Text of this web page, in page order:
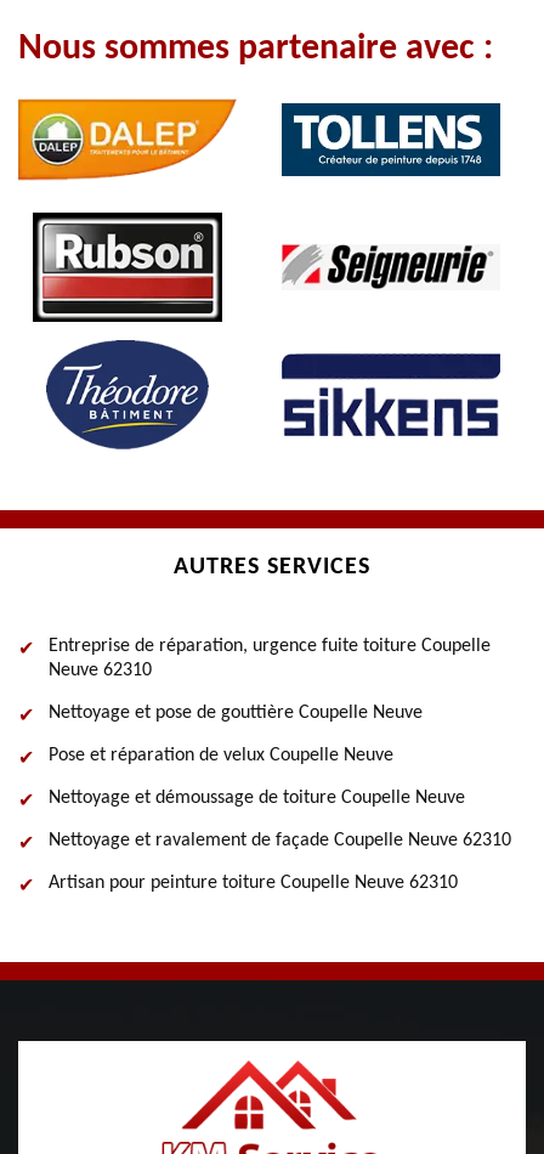
Nous sommes partenaire avec :
AUTRES SERVICES
Entreprise de réparation, urgence fuite toiture Coupelle
Neuve 62310
Nettoyage et pose de gouttière Coupelle Neuve
Pose et réparation de velux Coupelle Neuve
Nettoyage et démoussage de toiture Coupelle Neuve
Nettoyage et ravalement de façade Coupelle Neuve 62310
Artisan pour peinture toiture Coupelle Neuve 62310